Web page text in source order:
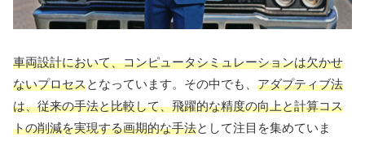
車両設計において、コンピュータシミュレーションは欠かせ
ないプロセスとなっています。その中でも、 アダプティブ法
は、従来の手法と比較して、飛躍的な精度の向上と計算コス
トの削減を実現する画期的な手法として注目を集めていま